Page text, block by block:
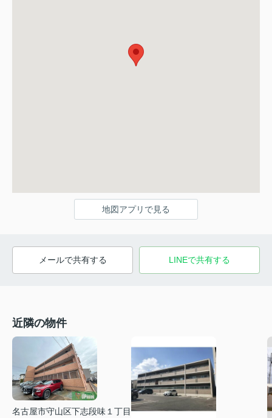
地図アプリで見る
メールで共有する LINEで共有する
近隣の物件
名古屋市守山区下志段味１丁目